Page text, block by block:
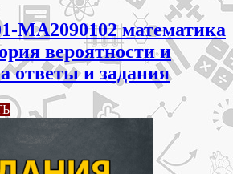
МА2090102 математика
вероятности и
ответы и задания